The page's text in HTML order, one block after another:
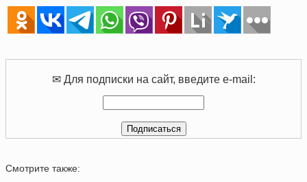
✉ Для подписки на сайт, введите e-mail:
Смотрите также: